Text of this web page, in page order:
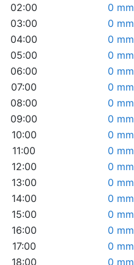
02:00
0 mm
03:00
0 mm
04:00
0 mm
05:00
0 mm
06:00
0 mm
07:00
0 mm
08:00
0 mm
09:00
0 mm
10:00
0 mm
11:00
0 mm
12:00
0 mm
13:00
0 mm
14:00
0 mm
15:00
0 mm
16:00
0 mm
17:00
0 mm
18:00
0 mm